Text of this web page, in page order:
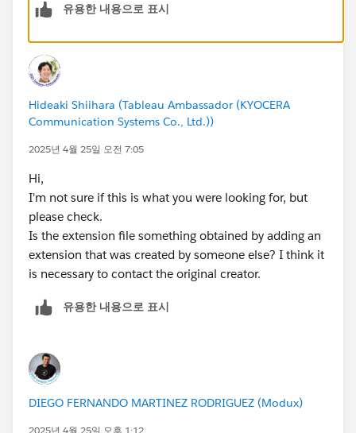
유용한 내용으로 표시
Hideaki Shiihara (Tableau Ambassador (KYOCERA
Communication Systems Co., Ltd.))
2025년 4월 25일 오전 7:05
Hi,
I'm not sure if this is what you were looking for, but
please check.
Is the extension file something obtained by adding an
extension that was created by someone else? I think it
is necessary to contact the original creator.
유용한 내용으로 표시
DIEGO FERNANDO MARTINEZ RODRIGUEZ (Modux)
2025년 4월 25일 오후 1:12